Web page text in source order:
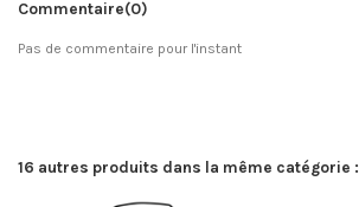
Commentaire(0)
Pas de commentaire pour l'instant
16 autres produits dans la même catégorie :